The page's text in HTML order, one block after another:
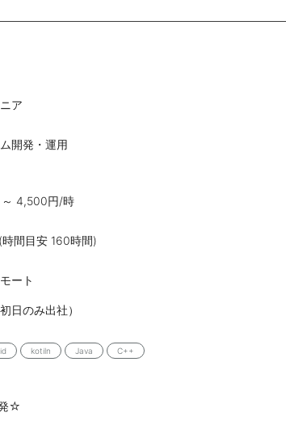
ア
開発・運用
4,500円/時
間目安 160時間)
ート
日のみ出社）
kotiln Java C++
☆